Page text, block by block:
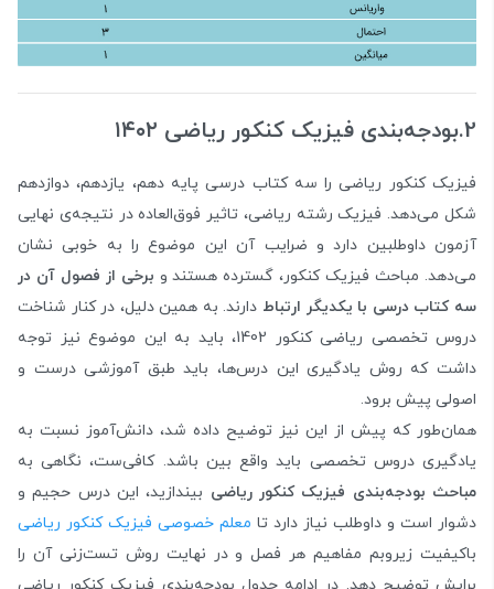
2.بودجه‌بندی فیزیک کنکور ریاضی ۱۴۰۲
فیزیک کنکور ریاضی را سه کتاب درسی پایه دهم، یازدهم، دوازدهم
شکل می‌دهد. فیزیک رشته ریاضی، تاثیر فوق‌العاده در نتیجه‌ی نهایی
آزمون داوطلبین دارد و ضرایب آن این موضوع را به خوبی نشان
می‌دهد. مباحث فیزیک کنکور، گسترده هستند و برخی از فصول آن در
سه کتاب درسی با یکدیگر ارتباط دارند. به همین دلیل، در کنار شناخت
دروس تخصصی ریاضی کنکور 1402، باید به این موضوع نیز توجه
داشت که روش یادگیری این درس‌ها، باید طبق آموزشی درست و
اصولی پیش برود.
همان‌طور که پیش از این نیز توضیح داده شد، دانش‌آموز نسبت به
یادگیری دروس تخصصی باید واقع بین باشد. کافی‌ست، نگاهی به
مباحث بودجه‌بندی فیزیک کنکور ریاضی بیندازید، این درس حجیم و
دشوار است و داوطلب نیاز دارد تا معلم خصوصی فیزیک کنکور ریاضی
باکیفیت زیروبم مفاهیم هر فصل و در نهایت روش تست‌زنی آن را